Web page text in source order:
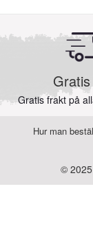
Gratis frakt på
Hur man
©